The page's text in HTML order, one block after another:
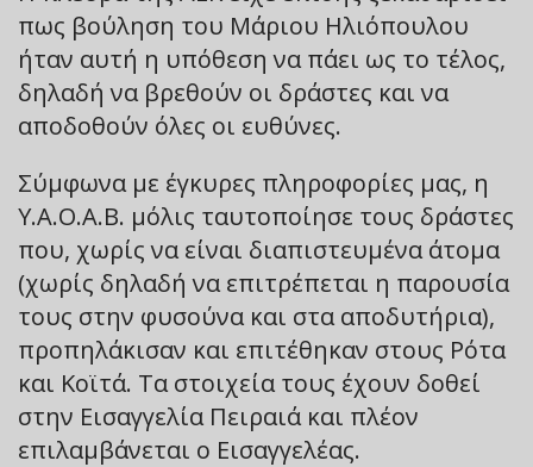
πως βούληση του Μάριου Ηλιόπουλου
ήταν αυτή η υπόθεση να πάει ως το τέλος,
δηλαδή να βρεθούν οι δράστες και να
αποδοθούν όλες οι ευθύνες.
Σύμφωνα με έγκυρες πληροφορίες μας, η
Υ.Α.Ο.Α.Β. μόλις ταυτοποίησε τους δράστες
που, χωρίς να είναι διαπιστευμένα άτομα
(χωρίς δηλαδή να επιτρέπεται η παρουσία
τους στην φυσούνα και στα αποδυτήρια),
προπηλάκισαν και επιτέθηκαν στους Ρότα
και Κοϊτά. Τα στοιχεία τους έχουν δοθεί
στην Εισαγγελία Πειραιά και πλέον
επιλαμβάνεται ο Εισαγγελέας.